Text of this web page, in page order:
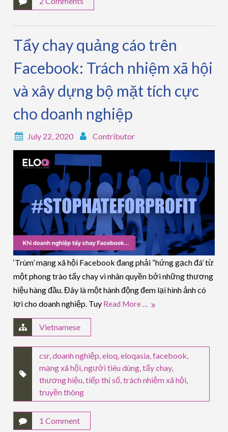
Tẩy chay quảng cáo trên
Facebook: Trách nhiệm xã hội
và xây dựng bộ mặt tích cực
cho doanh nghiệp
July 22, 2020 Contributor
‘Trùm’ mạng xã hội Facebook đang phải “hứng gạch đá’ từ
một phong trào tẩy chay vì nhân quyền bởi những thương
hiệu hàng đầu. Đây là một hành động đem lại hình ảnh có
lợi cho doanh nghiệp. Tuy Read More …
Vietnamese
csr,doanh nghiệp,eloq,eloqasia,facebook,
mạng xã hội,người tiêu dùng,tẩy chay,
thương hiệu,tiếp thị số,trách nhiệm xã hội,
truyền thông
1 Comment